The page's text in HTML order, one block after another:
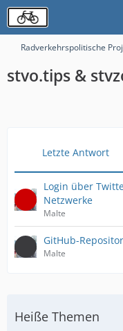
Radverkehrspolitische
stvo.tips &
Letzte Antwort
Login über
Netzwerke
Malte
GitHub-
Malte
Heiße Themen